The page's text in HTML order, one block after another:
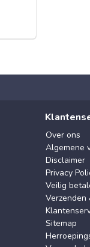
Over ons
Algemene
Disclaimer
Privacy
Veilig
Verzenden
Sitemap